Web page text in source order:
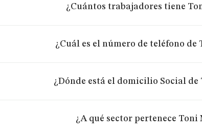
¿Cuántos trabajadores tiene
¿Cuál es el número de teléfono de
¿Dónde está el domicilio Social de
¿A qué sector pertenece Toni